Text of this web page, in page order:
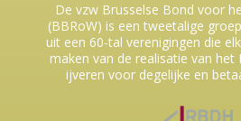
De vzw Brusselse Bond voor
(BBRoW) is een tweetalige
uit een 60-tal verenigingen die
maken van de realisatie van het
ijveren voor degelijke en